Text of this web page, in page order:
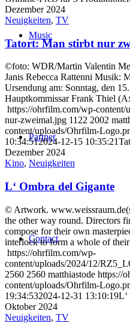
Music
Partner
Contact
Dezember 2024
Neuigkeiten, TV
Tatort: Man stirbt nur
©foto: WDR/Martin Valentin
Janis Rebecca Rattenni Musik:
Ursendung am: Sonntag, den
Hauptkommissar Frank Thiel
https://ohrfilm.com/wp-content/
nur-zweimal.jpg 1122 2002
content/uploads/Ohrfilm-
10:34:512024-12-15 10:35:21
Dezember 2024
Kino, Neuigkeiten
L‘ Ombra del Gigante
© Artwork.
the other way round. Directors
compose for their own
interlock to form a whole of
https://ohrfilm.com/wp-
content/uploads/2024/12/
2560 2560 matthiastode https://
content/uploads/Ohrfilm-
19:34:532024-12-31 13:10:19L‘
Oktober 2024
Neuigkeiten, TV